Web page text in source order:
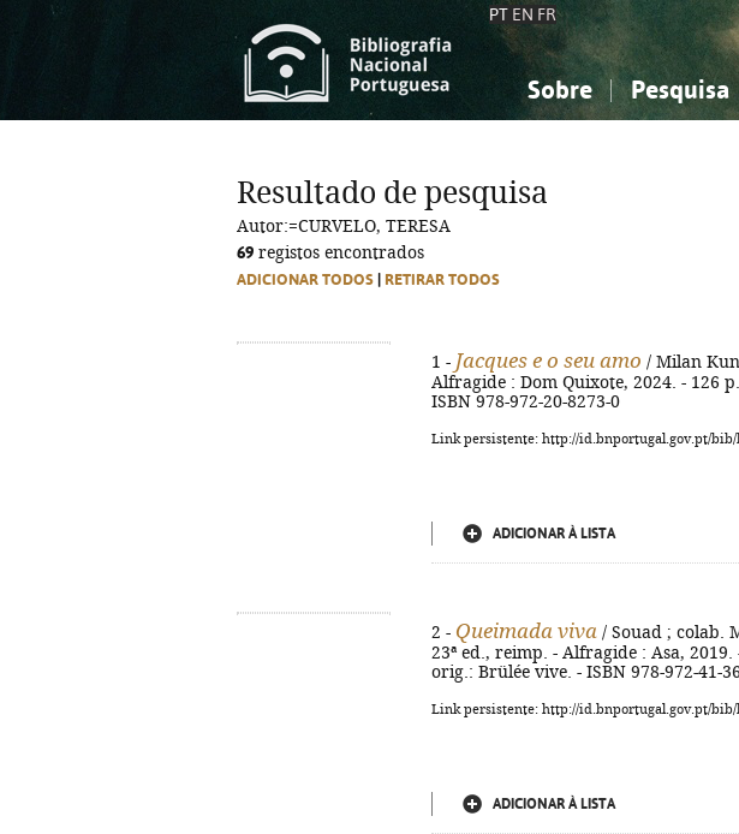
PT EN FR
Sobre Pesquisa
Ciências sociais...
Ciências sociais...
Resultado de pesquisa
Autor:=CURVELO, TERESA
69 registos encontrados
ADICIONAR TODOS RETIRAR TODOS
1 - Jacques e o seu amo / Milan
Alfragide : Dom Quixote, 2024. - 126
ISBN 978-972-20-8273-0
Link persistente: http://id.bnportugal.gov.pt/bib/
ADICIONAR À LISTA
2 - Queimada viva / Souad ; colab.
23ª ed., reimp. - Alfragide : Asa,
orig.: Brülée vive. - ISBN 978-972-41-
Link persistente: http://id.bnportugal.gov.pt/bib/
ADICIONAR À LISTA